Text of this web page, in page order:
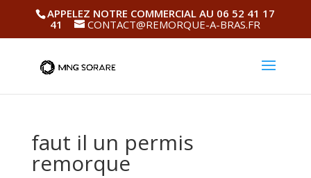
APPELEZ NOTRE COMMERCIAL AU 06 52 41 17
41
CONTACT@REMORQUE-A-BRAS.FR
faut il un permis
remorque